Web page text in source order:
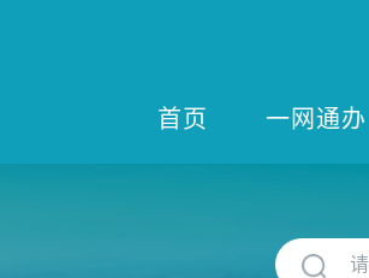
首页 一网通办